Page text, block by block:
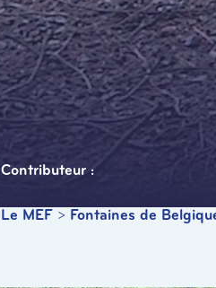
Le MEF > Fontaines de